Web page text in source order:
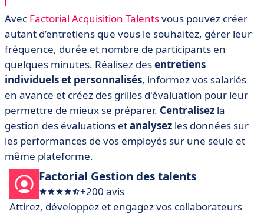
Avec Factorial Acquisition Talentsvous pouvez créer
autant d’entretiens que vous le souhaitez, gérer leur
fréquence, durée et nombre de participants en
quelques minutes. Réalisez desentretiens
individuels et personnalisés, informez vos salariés
en avance et créez des grilles d'évaluation pour leur
permettre de mieux se préparer. Centralisez la
gestion des évaluations etanalysez les données sur
les performances de vos employés sur une seule et
même plateforme.
Factorial Gestion des talents
+200 avis
Attirez, développez et engagez vos collaborateurs